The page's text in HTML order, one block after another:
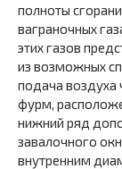
полноты
ваграночных
этих газов
из возможных
подача воздуха
фурм,
нижний ряд
завалочного
внутренним